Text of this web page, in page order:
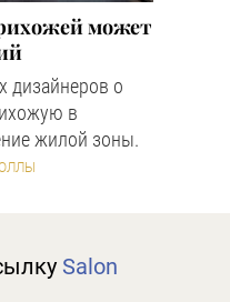
может
дизайнеров о
в
жилой зоны.
Salon